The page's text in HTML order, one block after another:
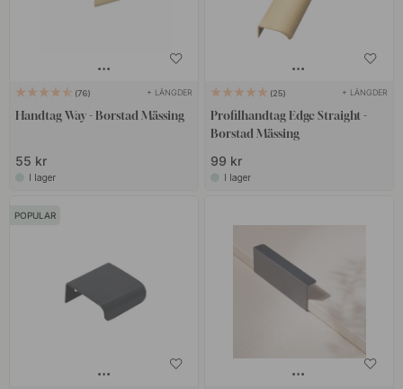
76 + LÄNGDER
Handtag Way - Borstad Mässing
55 kr
I lager
25 + LÄNGDER
Profilhandtag Edge Straight -
Borstad Mässing
99 kr
I lager
POPULAR